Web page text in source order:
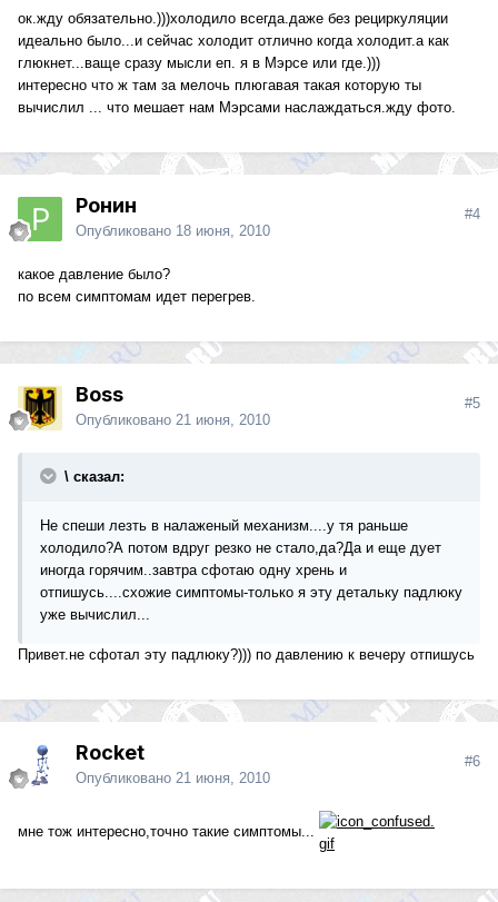
ок.жду обязательно.)))холодило всегда.даже без рециркуляции
идеально было...и сейчас холодит отлично когда холодит.а как
глюкнет...ваще сразу мысли еп. я в Мэрсе или где.)))
интересно что ж там за мелочь плюгавая такая которую ты
вычислил ... что мешает нам Мэрсами наслаждаться.жду фото.
Ронин
Опубликовано 18 июня, 2010
#4
какое давление было?
по всем симптомам идет перегрев.
Boss
Опубликовано 21 июня, 2010
#5
\ сказал:
Не спеши лезть в налаженый механизм....у тя раньше
холодило?А потом вдруг резко не стало,да?Да и еще дует
иногда горячим..завтра сфотаю одну хрень и
отпишусь....схожие симптомы-только я эту детальку падлюку
уже вычислил...
Привет.не сфотал эту падлюку?))) по давлению к вечеру отпишусь
Rocket
Опубликовано 21 июня, 2010
#6
мне тож интересно,точно такие симптомы...